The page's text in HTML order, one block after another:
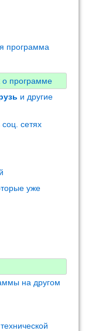
программа
о программе
и другие
сетях
уже
на другом